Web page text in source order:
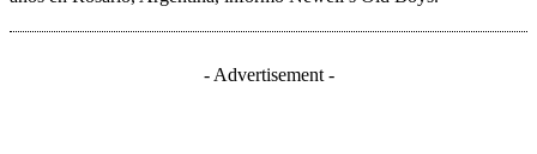
- Advertisement -